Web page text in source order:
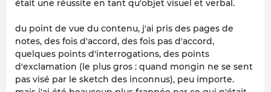
était une réussite en tant qu'objet visuel et verbal.
du point de vue du contenu, j'ai pris des pages de
notes, des fois d'accord, des fois pas d'accord,
quelques points d'interrogations, des points
d'exclamation (le plus gros : quand mongin ne se sent
pas visé par le sketch des inconnus), peu importe.